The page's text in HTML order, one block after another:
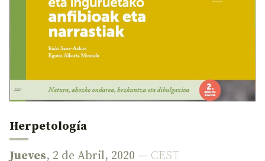
Herpetología
Jueves, 2 de Abril, 2020 — CEST